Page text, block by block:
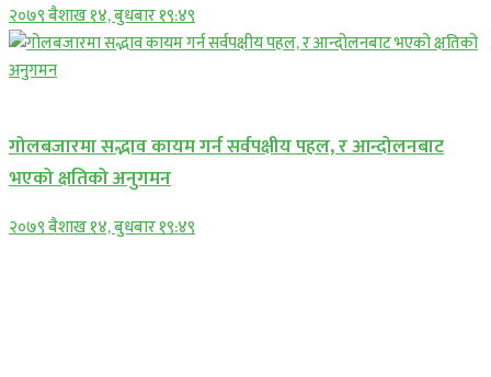
२०७९ बैशाख १४, बुधबार १९:४९
गोलबजारमा सद्भाव कायम गर्न सर्वपक्षीय पहल, र आन्दोलनबाट
भएको क्षतिको अनुगमन
२०७९ बैशाख १४, बुधबार १९:४९